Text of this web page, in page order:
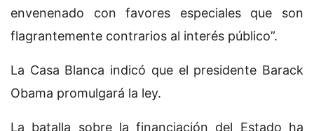
envenenado con favores especiales que son
flagrantemente contrarios al interés público”.
La Casa Blanca indicó que el presidente Barack
Obama promulgará la ley.
La batalla sobre la financiación del Estado ha